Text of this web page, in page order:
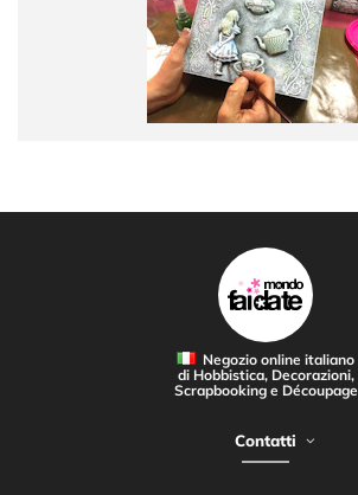
Negozio online italiano
di Hobbistica, Decorazioni,
Scrapbooking e Découpage
Contatti